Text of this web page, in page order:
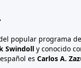
popular programa
Swindoll y conocido
es Carlos A.